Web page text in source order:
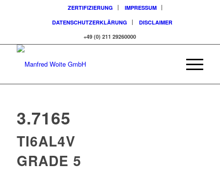
ZERTIFIZIERUNG
IMPRESSUM
DATENSCHUTZERKLÄRUNG
DISCLAIMER
+49 (0) 211 29260000
3.7165
TI6AL4V
GRADE 5